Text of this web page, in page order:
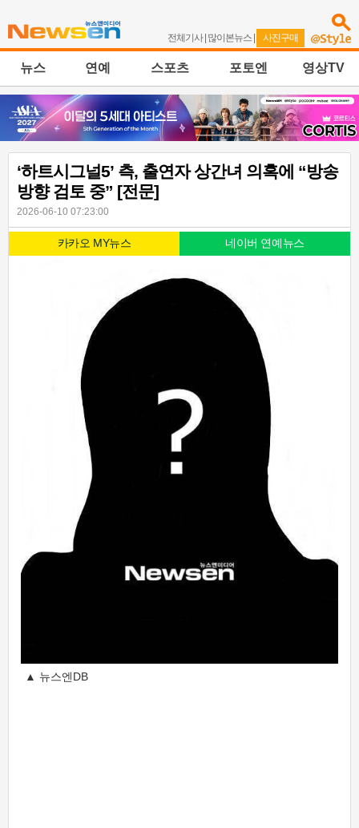
전체기사| 많이본뉴스 | 사진구매
뉴스 연예 스포츠 포토엔 영상TV
‘하트시그널5’ 측, 출연자 상간녀 의혹에 “방송
방향 검토 중” [전문]
2026-06-10 07:23:00
카카오 MY뉴스 네이버 연예뉴스
▲ 뉴스엔DB